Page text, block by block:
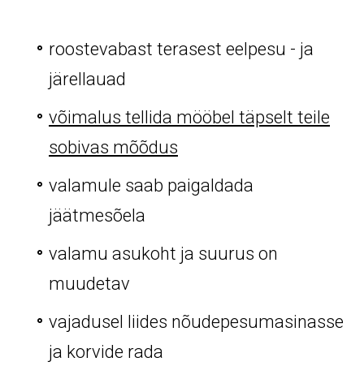
roostevabast terasest eelpesu - ja
järellauad
võimalus tellida mööbel täpselt teile
sobivas mõõdus
valamule saab paigaldada
jäätmesõela
valamu asukoht ja suurus on
muudetav
vajadusel liides nõudepesumasinasse
ja korvide rada